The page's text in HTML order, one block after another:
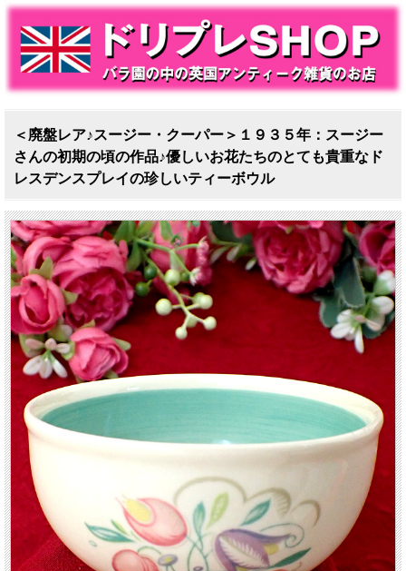
＜廃盤レア♪スージー・クーパー＞１９３５年：スージー
さんの初期の頃の作品♪優しいお花たちのとても貴重なド
レスデンスプレイの珍しいティーボウル